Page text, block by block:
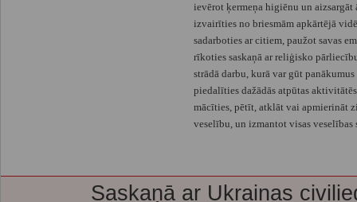
ievērot ķermeņa higiēnu un
izvairīties no briesmām apkārtējā
sadarboties ar citiem, paužot savas
rīkoties saskaņā ar reliģisko
strādā darbu, kurā var gūt
piedalīties dažādās atpūtas aktivitātēs
mācīties, pētīt, atklāt vai apmierināt
veselību, un izmantot visas veselības
Saskaņā ar Ukrainas